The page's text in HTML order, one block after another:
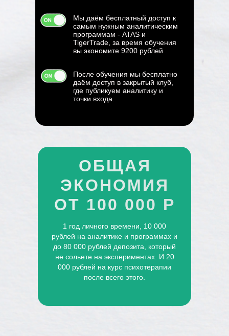
Мы даём бесплатный доступ к
самым нужным аналитическим
программам - ATAS и
TigerTrade, за время обучения
вы экономите 9200 рублей
После обучения мы бесплатно
даём доступ в закрытый клуб,
где публикуем аналитику и
точки входа.
1 год личного времени, 10 000
рублей на аналитике и программах и
до 80 000 рублей депозита, который
не сольете на экспериментах. И 20
000 рублей на курс психотерапии
после всего этого.
ОБЩАЯ
ЭКОНОМИЯ
ОТ 100 000 Р